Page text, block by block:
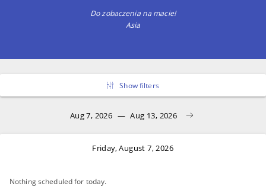
Do zobaczenia na macie!
Asia
Show filters
Aug 7, 2026 — Aug 13, 2026
Friday, August 7, 2026
Nothing scheduled for today.